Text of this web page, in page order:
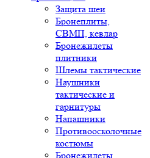
Защита шеи
Бронеплиты,
СВМП, кевлар
Бронежилеты
плитники
Шлемы тактические
Наушники
тактические и
гарнитуры
Напашники
Противоосколочные
костюмы
Бронежилеты